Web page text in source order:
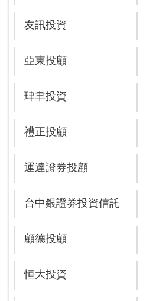
友訊投資
亞東投顧
珒聿投資
禮正投顧
運達證券投顧
台中銀證券投資信託
顧德投顧
恒大投資